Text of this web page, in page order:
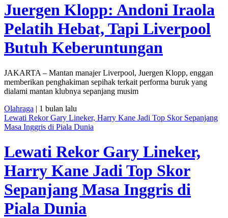
Juergen Klopp: Andoni Iraola
Pelatih Hebat, Tapi Liverpool
Butuh Keberuntungan
JAKARTA – Mantan manajer Liverpool, Juergen Klopp, enggan
memberikan penghakiman sepihak terkait performa buruk yang
dialami mantan klubnya sepanjang musim
Olahraga | 1 bulan lalu
Lewati Rekor Gary Lineker, Harry Kane Jadi Top Skor Sepanjang
Masa Inggris di Piala Dunia
Lewati Rekor Gary Lineker,
Harry Kane Jadi Top Skor
Sepanjang Masa Inggris di
Piala Dunia